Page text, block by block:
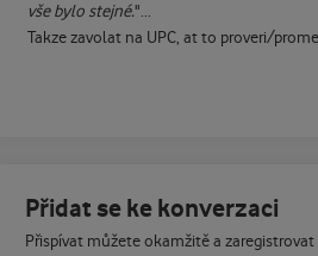
vše bylo stejné."...
Takze zavolat na UPC, at to proveri/
Přidat se ke konverzaci
Přispívat můžete okamžitě a